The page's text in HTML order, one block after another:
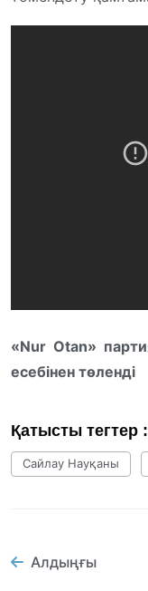
«Nur Otan»
есебінен төленді
Қатысты тегтер :
Сайлау Науқаны
Алдыңғы